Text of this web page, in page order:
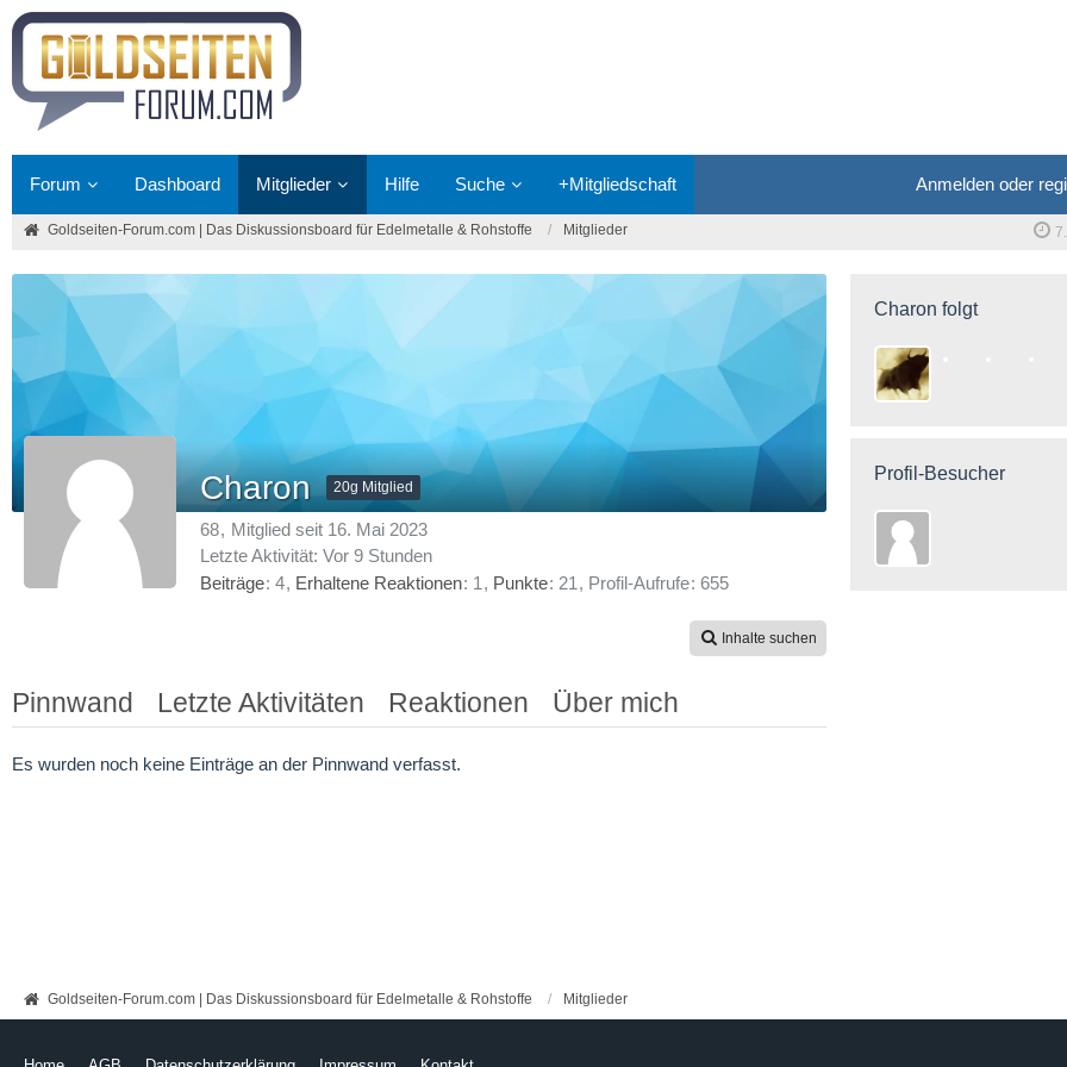
Forum Dashboard Mitglieder Hilfe Suche +Mitgliedschaft Anmelden oder
Goldseiten-Forum.com | Das Diskussionsboard für Edelmetalle & Rohstoffe Mitglieder
Goldseiten-Forum.com | Das Diskussionsboard für Edelmetalle & Rohstoffe Mitglieder
Charon 20g Mitglied
68
Mitglied seit 16. Mai 2023
Letzte Aktivität: Vor 9 Stunden
Beiträge 4 Erhaltene Reaktionen 1 Punkte 21 Profil-Aufrufe 655
Inhalte suchen
Pinnwand Letzte Aktivitäten Reaktionen Über mich
Es wurden noch keine Einträge an der Pinnwand verfasst.
Charon folgt
Profil-Besucher